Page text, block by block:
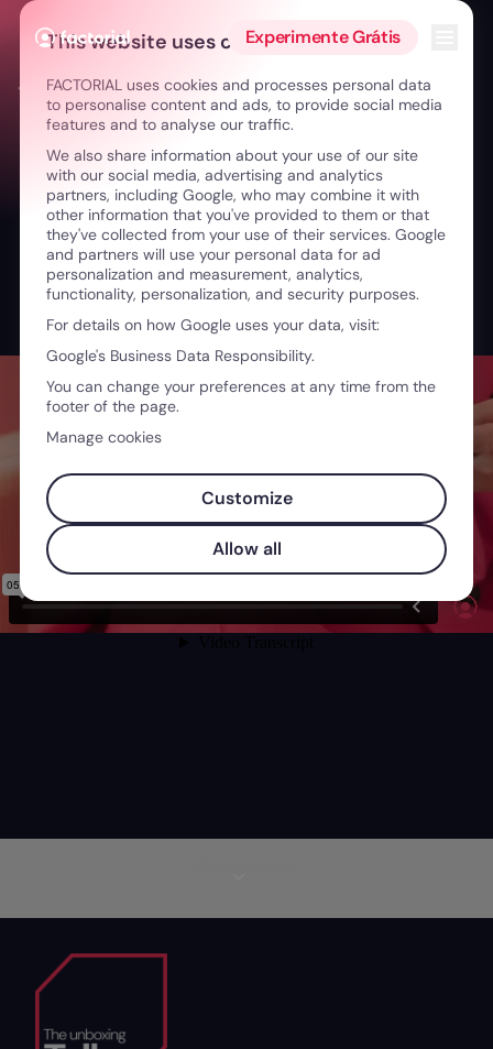
Ir para o conteúdo
Experimente Grátis
← Inovar na saúde: A tecnologia e as equipas que impactam
This website uses cookies
FACTORIAL uses cookies and processes personal data
to personalise content and ads, to provide social media
features and to analyse our traffic.
We also share information about your use of our site
with our social media, advertising and analytics
partners, including Google, who may combine it with
other information that you've provided to them or that
they've collected from your use of their services. Google
and partners will use your personal data for ad
personalization and measurement, analytics,
functionality, personalization, and security purposes.
For details on how Google uses your data, visit:
Google's Business Data Responsibility.
You can change your preferences at any time from the
footer of the page.
Manage cookies
Customize
Allow all